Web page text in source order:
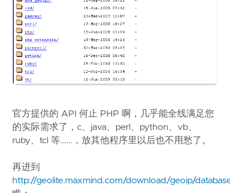
官方提供的 API 何止 PHP 啊，几乎能全线满足您
的实际需求了，c、java、perl、python、vb、
ruby、tcl 等......，放其他程序里以后也不用愁了。
再进到
http://geolite.maxmind.com/download/geoip/